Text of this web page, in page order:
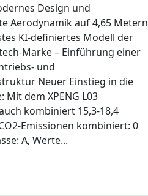
Design und
Aerodynamik auf 4,65 Metern
KI-definiertes Modell der
Marke – Einführung einer
und
Neuer Einstieg in die
Mit dem XPENG L03
kombiniert 15,3-18,4
Emissionen kombiniert: 0
A, Werte...